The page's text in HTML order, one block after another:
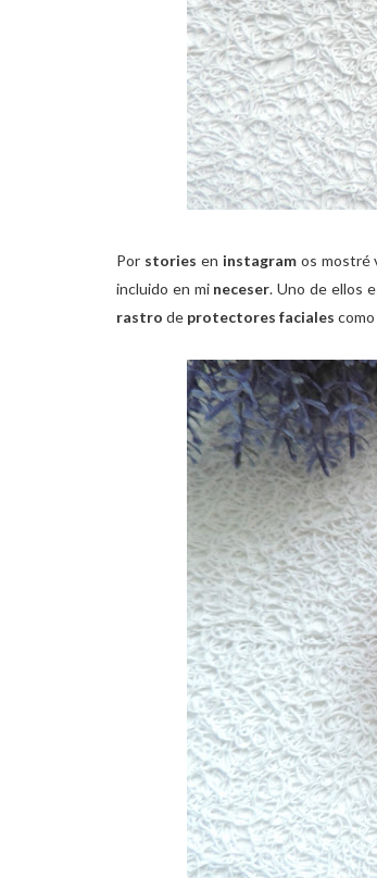
Por stories en instagramos mostré
incluido en mi neceser. Uno de ellos
rastro de protectores faciales